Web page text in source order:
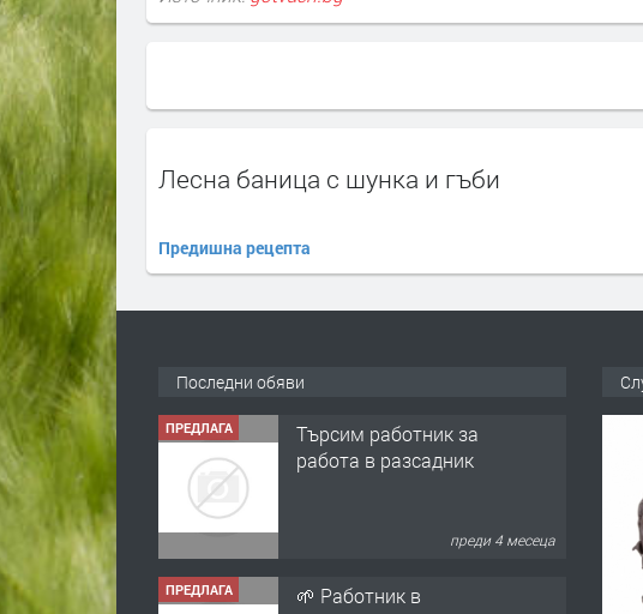
Лесна баница с шунка и гъби
Предишна рецепта
Последни обяви
ПРЕДЛАГА
Търсим работник за
работа в разсадник
преди 4 месеца
ПРЕДЛАГА
🌱 Работник в